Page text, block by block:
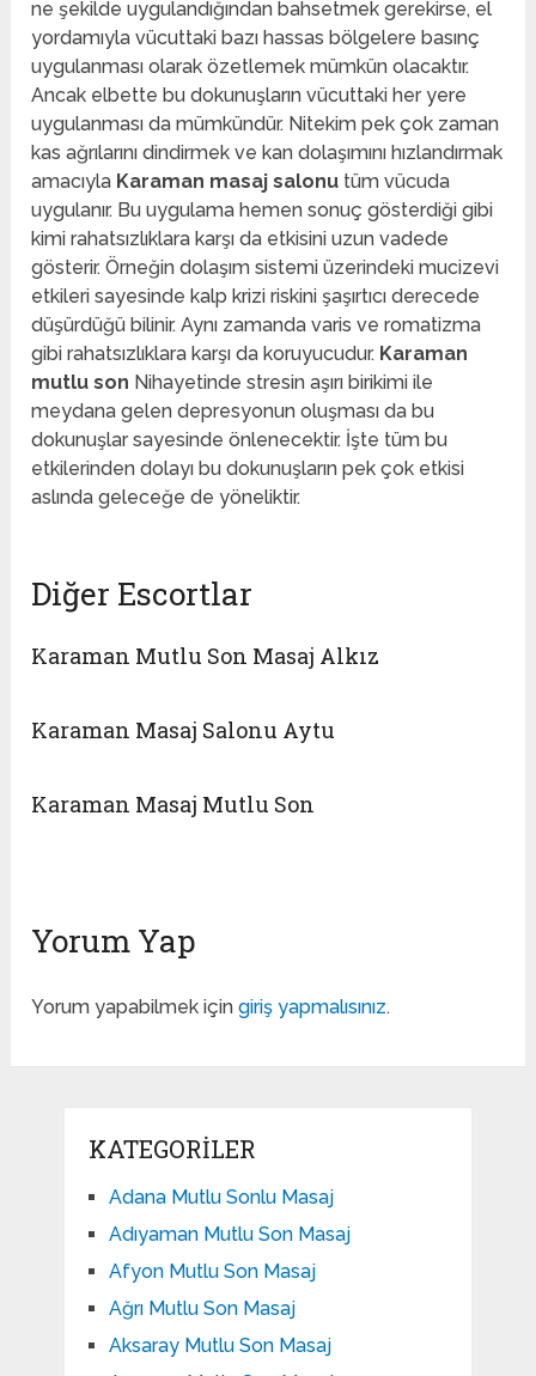
ne şekilde uygulandığından bahsetmek gerekirse, el
yordamıyla vücuttaki bazı hassas bölgelere basınç
uygulanması olarak özetlemek mümkün olacaktır.
Ancak elbette bu dokunuşların vücuttaki her yere
uygulanması da mümkündür. Nitekim pek çok zaman
kas ağrılarını dindirmek ve kan dolaşımını hızlandırmak
amacıyla Karaman masaj salonu tüm vücuda
uygulanır. Bu uygulama hemen sonuç gösterdiği gibi
kimi rahatsızlıklara karşı da etkisini uzun vadede
gösterir. Örneğin dolaşım sistemi üzerindeki mucizevi
etkileri sayesinde kalp krizi riskini şaşırtıcı derecede
düşürdüğü bilinir. Aynı zamanda varis ve romatizma
gibi rahatsızlıklara karşı da koruyucudur. Karaman
mutlu son Nihayetinde stresin aşırı birikimi ile
meydana gelen depresyonun oluşması da bu
dokunuşlar sayesinde önlenecektir. İşte tüm bu
etkilerinden dolayı bu dokunuşların pek çok etkisi
aslında geleceğe de yöneliktir.
Diğer Escortlar
Karaman Mutlu Son Masaj Alkız
Karaman Masaj Salonu Aytu
Karaman Masaj Mutlu Son
Yorum Yap
Yorum yapabilmek içingiriş yapmalısınız.
KATEGORILER
Adana Mutlu Sonlu Masaj
Adıyaman Mutlu Son Masaj
Afyon Mutlu Son Masaj
Ağrı Mutlu Son Masaj
Aksaray Mutlu Son Masaj